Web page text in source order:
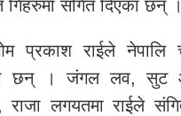
संगित दिएका छन् ।
प्रकाश राईले नेपालि
छन् । जंगल लव, सुट
लगयतमा राईले